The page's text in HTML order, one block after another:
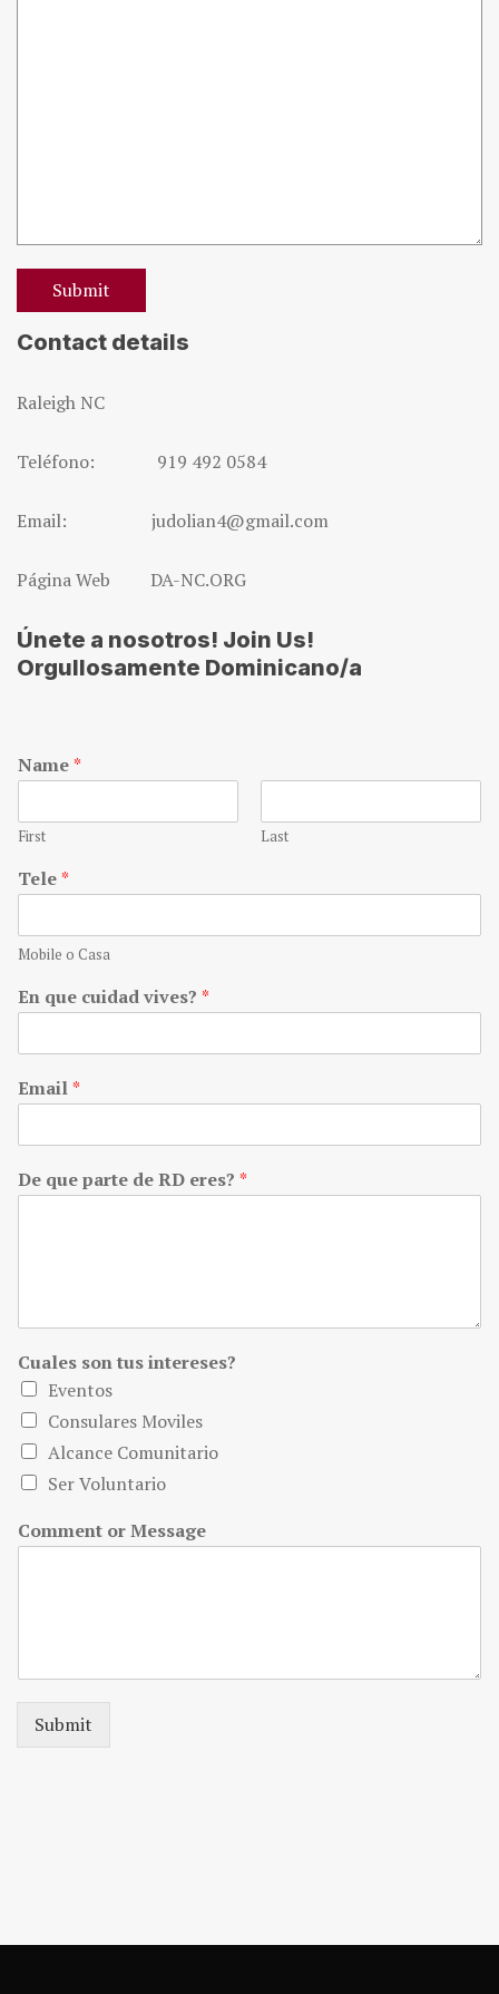
Contact details
Raleigh NC
Teléfono: 919 492 0584
Email: judolian4@gmail.com
Página Web DA-NC.ORG
Únete a nosotros! Join Us!
Orgullosamente Dominicano/a
Name*
First Last
Tele*
Mobile o Casa
En que cuidad vives? *
Email*
De que parte de RD eres? *
Cuales son tus intereses?
Eventos
Consulares Moviles
Alcance Comunitario
Ser Voluntario
Comment or Message
Submit